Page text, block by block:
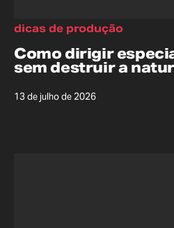
Como dirigir
sem destruir a
13 de julho de 2026
dicas de produção